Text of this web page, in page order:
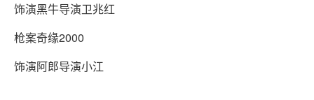
饰演黑牛导演卫兆红
枪案奇缘2000
饰演阿郎导演小江